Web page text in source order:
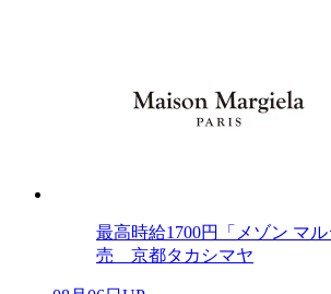
最高時給1700円「メゾン マ
売 京都タカシマヤ